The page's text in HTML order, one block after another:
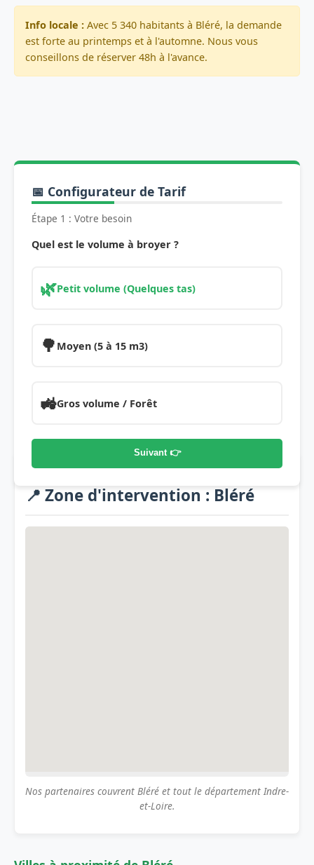
Info locale : Avec 5 340 habitants à Bléré, la demande
est forte au printemps et à l'automne. Nous vous
conseillons de réserver 48h à l'avance.
📅 Configurateur de Tarif
Étape 1 : Votre besoin
Quel est le volume à broyer ?
🌿Petit volume (Quelques tas)
🌳 Moyen (5 à 15 m3)
🚜Gros volume / Forêt
Suivant 👉
📍 Zone d'intervention : Bléré
Nos partenaires couvrent Bléré et tout le département Indre-
et-Loire.